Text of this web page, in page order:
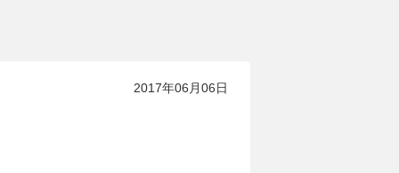
2017年06月06日